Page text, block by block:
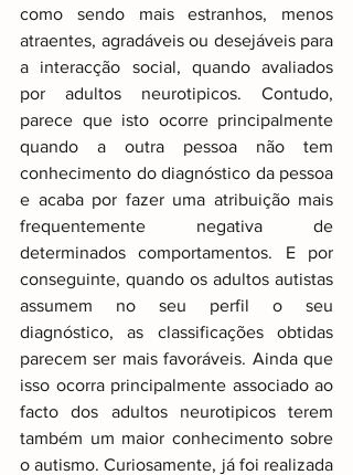
como sendo mais estranhos, menos
atraentes, agradáveis ou desejáveis para
a interacção social, quando avaliados
por adultos neurotipicos. Contudo,
parece que isto ocorre principalmente
quando a outra pessoa não tem
conhecimento do diagnóstico da pessoa
e acaba por fazer uma atribuição mais
frequentemente negativa de
determinados comportamentos. E por
conseguinte, quando os adultos autistas
assumem no seu perfil o seu
diagnóstico, as classificações obtidas
parecem ser mais favoráveis. Ainda que
isso ocorra principalmente associado ao
facto dos adultos neurotipicos terem
também um maior conhecimento sobre
o autismo. Curiosamente, já foi realizada